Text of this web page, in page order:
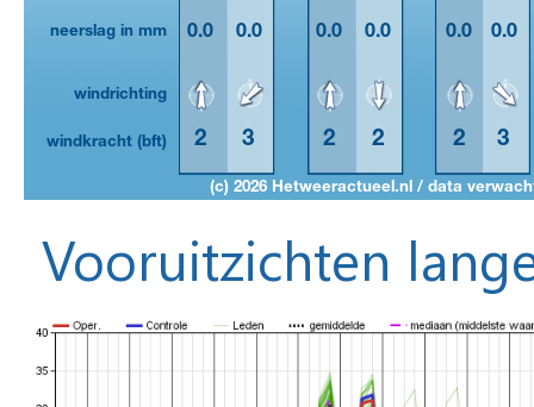
Vooruitzichten